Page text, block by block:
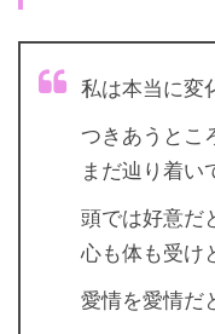
私は本当に変
つきあうとこ
まだ辿り着い
頭では好意だ
心も体も受け
愛情を愛情だ